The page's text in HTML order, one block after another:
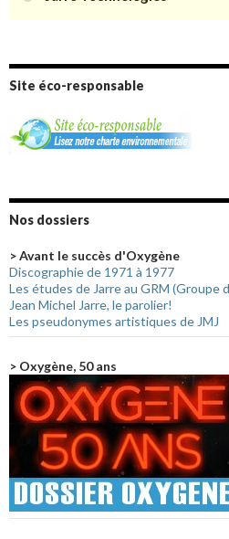
Site éco-responsable
Nos dossiers
> Avant le succès d'Oxygène
Discographie de 1971 à 1977
Les études de Jarre au GRM (Groupe
Jean Michel Jarre, le parolier!
Les pseudonymes artistiques de JMJ
> Oxygène, 50 ans